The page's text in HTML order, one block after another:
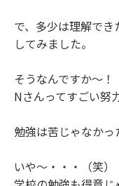
で、多少は理解で
してみました。
そうなんですか〜！
Nさんってすごい努
勉強は苦じゃなかっ
いや〜・・・（笑）